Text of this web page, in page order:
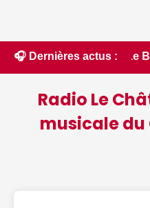
🎧 Dernières actus :
Le Berry
Radio Le
musicale du